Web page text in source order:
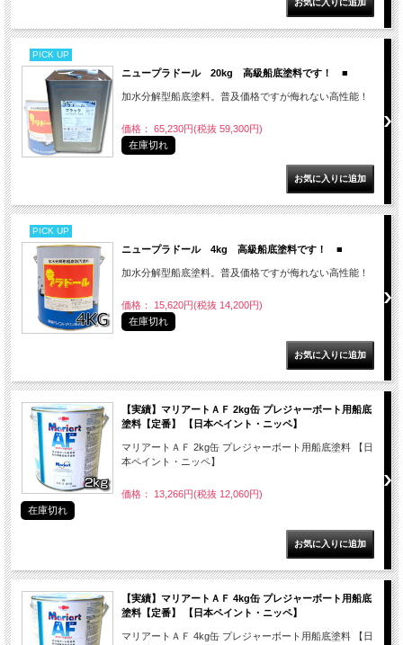
PICK UP
ニュープラドール 20kg 高級船底塗料です！ ■
加水分解型船底塗料。普及価格ですが侮れない高性能！
価格： 65,230円(税抜 59,300円)
在庫切れ
PICK UP
ニュープラドール 4kg 高級船底塗料です！ ■
加水分解型船底塗料。普及価格ですが侮れない高性能！
価格： 15,620円(税抜 14,200円)
在庫切れ
【実績】マリアートＡＦ 2kg缶 プレジャーボート用船底
塗料【定番】 【日本ペイント・ニッペ】
マリアートＡＦ 2kg缶 プレジャーボート用船底塗料 【日
本ペイント・ニッペ】
価格： 13,266円(税抜 12,060円)
在庫切れ
【実績】マリアートＡＦ 4kg缶 プレジャーボート用船底
塗料【定番】 【日本ペイント・ニッペ】
マリアートＡＦ 4kg缶 プレジャーボート用船底塗料 【日